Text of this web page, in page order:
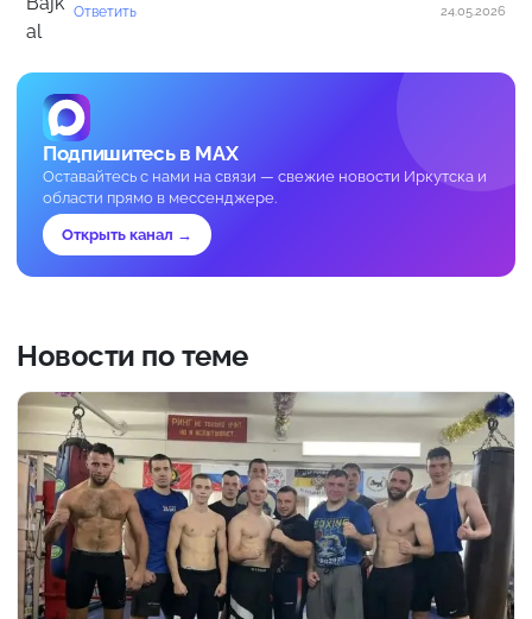
Ответить 24.05.2026
Подпишитесь в MAX
Оставайтесь с нами на связи — свежие новости Иркутска и
области прямо в мессенджере.
Открыть канал →
Новости по теме